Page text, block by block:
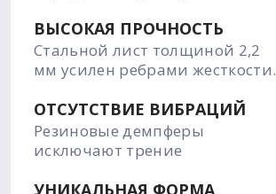
ВЫСОКАЯ ПРОЧНОСТЬ
Стальной лист толщиной 2,2
мм усилен ребрами жесткости.
ОТСУТСТВИЕ ВИБРАЦИЙ
Резиновые демпферы
исключают трение
УНИКАЛЬНАЯ ФОРМА